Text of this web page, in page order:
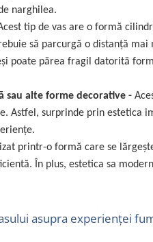
narghilea.
tip de vas are o formă
să parcurgă o distanță
poate părea fragil datorită
sau alte forme decorative -
Astfel, surprinde prin estetica
printr-o formă care se
În plus, estetica sa
asupra experienței